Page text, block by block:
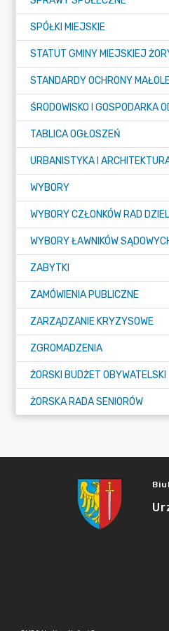
SPÓŁKI MIEJSKIE
STATUT GMINY MIEJSKIEJ
STANDARDY OCHRONY
TABLICA OGŁOSZEŃ
URBANISTYKA I
WYBORY
WYBORY CZŁONKÓW RAD
WYBORY ŁAWNIKÓW
ZABYTKI
ZAMÓWIENIA PUBLICZNE
ZARZĄDZANIE KRYZYSOWE
ZGROMADZENIA
ŻORSKI BUDŻET OBYWATELSKI
ŻORSKA RADA SENIORÓW